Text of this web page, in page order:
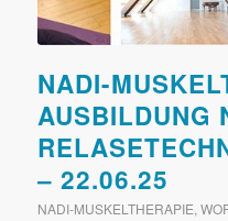
NADI-
AUSBILDUNG
– 22.06.25
NADI-MUSKELTHERAPIE,